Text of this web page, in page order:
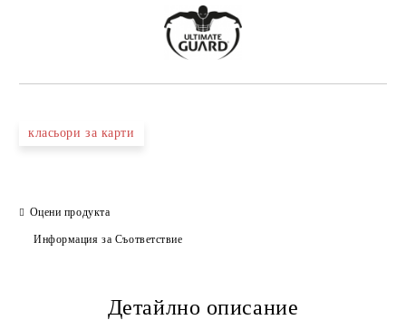
класьори за карти
Оцени продукта
Информация за Съответствие
Детайлно описание